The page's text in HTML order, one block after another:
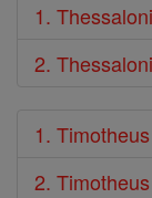
1.
2.
1. Timotheus
2. Timotheus